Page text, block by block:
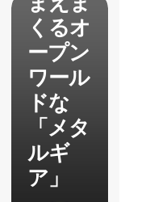
くるオ
ープン
ワール
ドな
「メタ
ルギ
ア」